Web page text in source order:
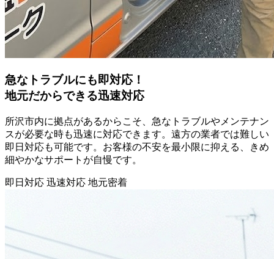
急なトラブルにも即対応！
地元だからできる迅速対応
所沢市内に拠点があるからこそ、急なトラブルやメンテナン
スが必要な時も迅速に対応できます。遠方の業者では難しい
即日対応も可能です。お客様の不安を最小限に抑える、きめ
細やかなサポートが自慢です。
即日対応 迅速対応 地元密着